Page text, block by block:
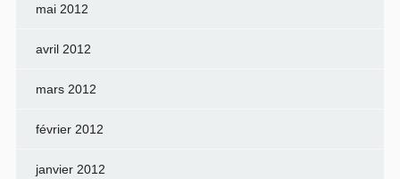
mai 2012
avril 2012
mars 2012
février 2012
janvier 2012